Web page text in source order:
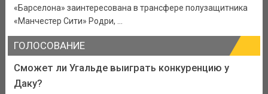
«Барселона» заинтересована в трансфере полузащитника
«Манчестер Сити» Родри, ...
ГОЛОСОВАНИЕ
Сможет ли Угальде выиграть конкуренцию у
Даку?